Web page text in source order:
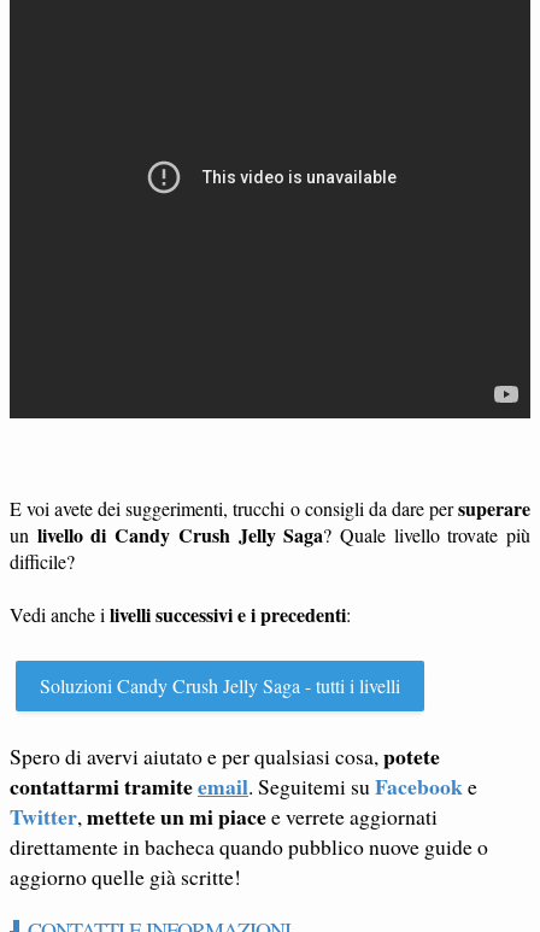
E voi avete dei suggerimenti, trucchi o consigli da dare persuperare
un livello di Candy Crush Jelly Saga? Quale livello trovate più
difficile?
Vedi anche i livelli successivi e i precedenti:
Soluzioni Candy Crush Jelly Saga - tutti i livelli
Spero di avervi aiutato e per qualsiasi cosa,potete
contattarmi tramiteemail. Seguitemi suFacebooke
Twitter,mettete un mi piacee verrete aggiornati
direttamente in bacheca quando pubblico nuove guide o
aggiorno quelle già scritte!